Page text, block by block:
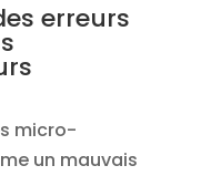
erreurs
micro-
un mauvais